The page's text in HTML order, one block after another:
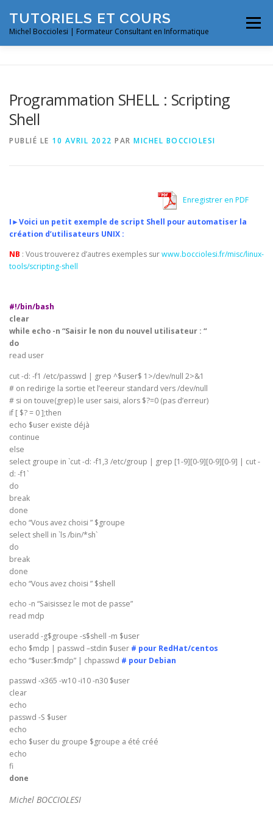
contenu
TUTORIELS ET COURS
Michel Bocciolesi | Formateur Consultant en Informatique
Menu
MYSQL | MARIADB
Programmation SHELL : Scripting
Shell
PUBLIÉ LE 10 AVRIL 2022 PAR MICHEL BOCCIOLESI
Enregistrer en PDF
I►Voici un petit exemple de script Shell pour automatiser la
création d’utilisateurs UNIX :
NB : Vous trouverez d’autres exemples surwww.bocciolesi.fr/misc/linux-
tools/scripting-shell
#!/bin/bash
clear
while echo -n “Saisir le non du nouvel utilisateur : “
do
read user
cut -d: -f1 /etc/passwd | grep ^$user$ 1>/dev/null 2>&1
# on redirige la sortie et l’eereur standard vers /dev/null
# si on touve(grep) le user saisi, alors $?=0 (pas d’erreur)
if [ $? = 0 ];then
echo $user existe déjà
continue
else
select groupe in `cut -d: -f1,3 /etc/group | grep [1-9][0-9][0-9][0-9] | cut -
d: -f1`
do
break
done
echo “Vous avez choisi ” $groupe
select shell in `ls /bin/*sh`
do
break
done
echo “Vous avez choisi ” $shell
echo -n “Saisissez le mot de passe”
read mdp
useradd -g$groupe -s$shell -m $user
echo $mdp | passwd –stdin $user # pour RedHat/centos
echo “$user:$mdp” | chpasswd # pour Debian
passwd -x365 -w10 -i10 -n30 $user
clear
echo
passwd -S $user
echo
echo $user du groupe $groupe a été créé
echo
fi
done
Michel BOCCIOLESI